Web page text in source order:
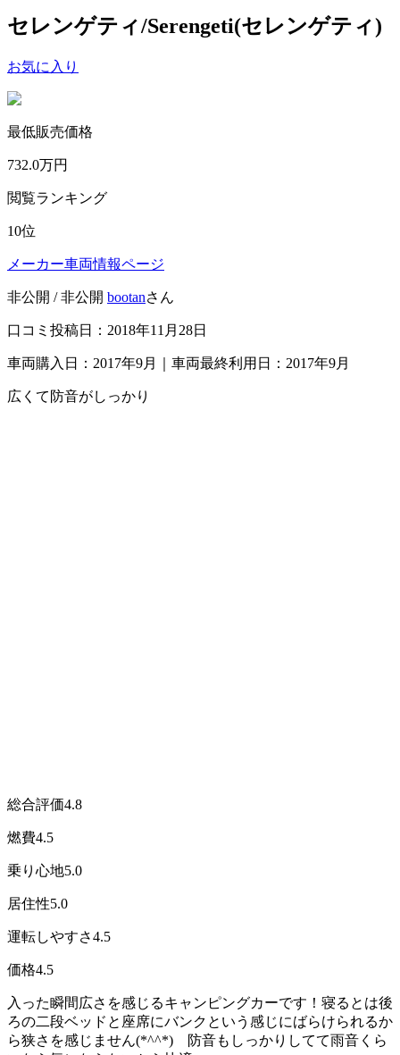
セレンゲティ/Serengeti(セレンゲティ)
お気に入り
最低販売価格
732.0万円
閲覧ランキング
10位
メーカー車両情報ページ
非公開 / 非公開 bootanさん
口コミ投稿日：2018年11月28日
車両購入日：2017年9月｜車両最終利用日：2017年9月
広くて防音がしっかり
総合評価4.8
燃費4.5
乗り心地5.0
居住性5.0
運転しやすさ4.5
価格4.5
入った瞬間広さを感じるキャンピングカーです！寝るとは後
ろの二段ベッドと座席にバンクという感じにばらけられるか
ら狭さを感じません(*^^*) 防音もしっかりしてて雨音くら